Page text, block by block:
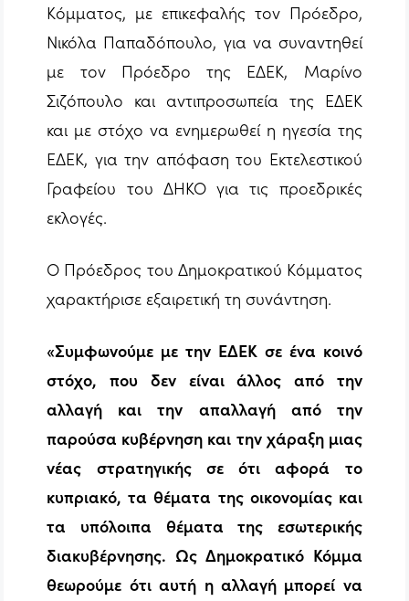
Κόμματος, με επικεφαλής τον Πρόεδρο,
Νικόλα Παπαδόπουλο, για να συναντηθεί
με τον Πρόεδρο της ΕΔΕΚ, Μαρίνο
Σιζόπουλο και αντιπροσωπεία της ΕΔΕΚ
και με στόχο να ενημερωθεί η ηγεσία της
ΕΔΕΚ, για την απόφαση του Εκτελεστικού
Γραφείου του ΔΗΚΟ για τις προεδρικές
εκλογές.
Ο Πρόεδρος του Δημοκρατικού Κόμματος
χαρακτήρισε εξαιρετική τη συνάντηση.
«Συμφωνούμε με την ΕΔΕΚ σε ένα κοινό
στόχο, που δεν είναι άλλος από την
αλλαγή και την απαλλαγή από την
παρούσα κυβέρνηση και την χάραξη μιας
νέας στρατηγικής σε ότι αφορά το
κυπριακό, τα θέματα της οικονομίας και
τα υπόλοιπα θέματα της εσωτερικής
διακυβέρνησης. Ως Δημοκρατικό Κόμμα
θεωρούμε ότι αυτή η αλλαγή μπορεί να